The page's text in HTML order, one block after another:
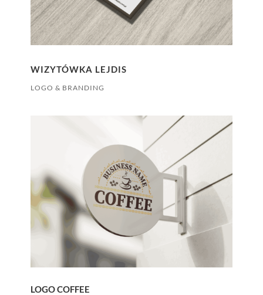
WIZYTÓWKA LEJDIS
LOGO & BRANDING
LOGO COFFEE